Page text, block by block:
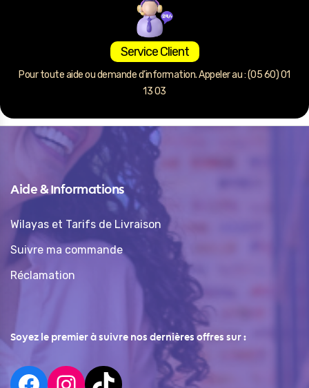
Service Client
Pour toute aide ou demande d’information. Appeler au : (05 60) 01
13 03
Aide & Informations
Wilayas et Tarifs de Livraison
Suivre ma commande
Réclamation
Soyez le premier à suivre nos dernières offres sur :